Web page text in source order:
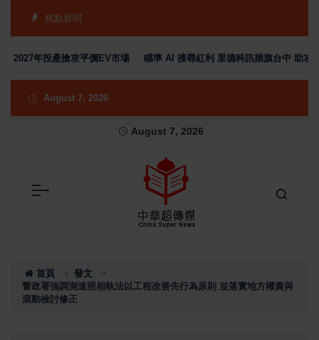
焦點新聞
年投產搶攻平價EV市場 瞄準 AI 搜尋紅利 里德科訊插旗台中 助攻製造
August 7, 2026
August 7, 2026
首頁
發文
警政署強調測速照相執法以工程改善先行為原則 並落實地方權責與
滾動檢討修正